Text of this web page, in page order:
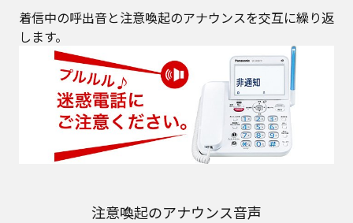
着信中の呼出音と注意喚起のアナウンスを交互に繰り返
します。
注意喚起のアナウンス音声